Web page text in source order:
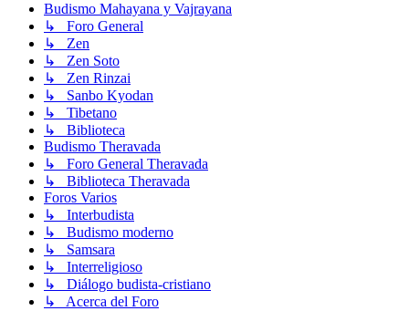
Budismo Mahayana y Vajrayana
↳ Foro General
↳ Zen
↳ Zen Soto
↳ Zen Rinzai
↳ Sanbo Kyodan
↳ Tibetano
↳ Biblioteca
Budismo Theravada
↳ Foro General Theravada
↳ Biblioteca Theravada
Foros Varios
↳ Interbudista
↳ Budismo moderno
↳ Samsara
↳ Interreligioso
↳ Diálogo budista-cristiano
↳ Acerca del Foro